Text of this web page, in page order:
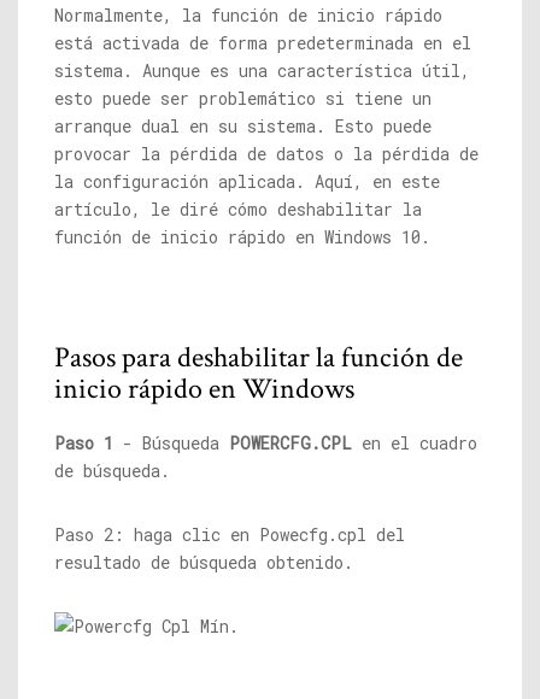
Normalmente, la función de inicio rápido
está activada de forma predeterminada en el
sistema. Aunque es una característica útil,
esto puede ser problemático si tiene un
arranque dual en su sistema. Esto puede
provocar la pérdida de datos o la pérdida de
la configuración aplicada. Aquí, en este
artículo, le diré cómo deshabilitar la
función de inicio rápido en Windows 10.
Pasos para deshabilitar la función de
inicio rápido en Windows
Paso 1 - Búsqueda POWERCFG.CPL en el cuadro
de búsqueda.
Paso 2: haga clic en Powecfg.cpl del
resultado de búsqueda obtenido.